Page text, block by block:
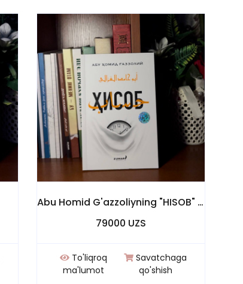
Abu Homid G'azzoliyning "HISOB" kitobi
79000 UZS
To'liqroq
ma'lumot
Savatchaga
qo'shish